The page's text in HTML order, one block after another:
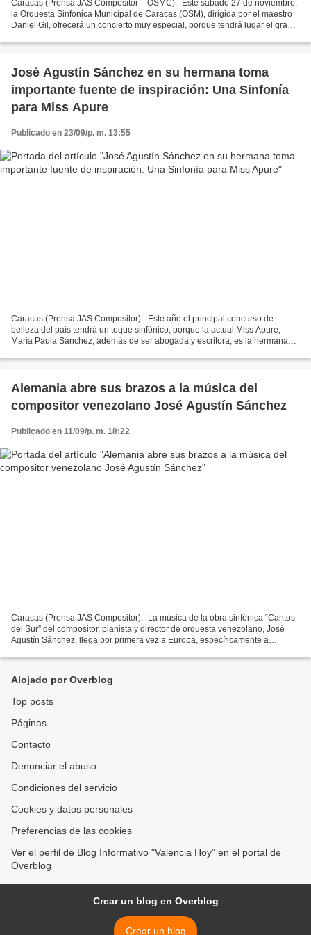
Caracas (Prensa JAS Compositor – OSMC).- Este sábado 27 de noviembre,
la Orquesta Sinfónica Municipal de Caracas (OSM), dirigida por el maestro
Daniel Gil, ofrecerá un concierto muy especial, porque tendrá lugar el gran
José Agustín Sánchez en su hermana toma
importante fuente de inspiración: Una Sinfonía
para Miss Apure
Publicado en 23/09/p. m. 13:55
Caracas (Prensa JAS Compositor).- Este año el principal concurso de
belleza del país tendrá un toque sinfónico, porque la actual Miss Apure,
María Paula Sánchez, además de ser abogada y escritora, es la hermana
Alemania abre sus brazos a la música del
compositor venezolano José Agustín Sánchez
Publicado en 11/09/p. m. 18:22
Caracas (Prensa JAS Compositor).- La música de la obra sinfónica “Cantos
del Sur” del compositor, pianista y director de orquesta venezolano, José
Agustín Sánchez, llega por primera vez a Europa, específicamente a
Alojado por Overblog
Top posts
Páginas
Contacto
Denunciar el abuso
Condiciones del servicio
Cookies y datos personales
Preferencias de las cookies
Ver el perfil de Blog Informativo "Valencia Hoy" en el portal de
Overblog
Crear un blog en Overblog
Crear un blog